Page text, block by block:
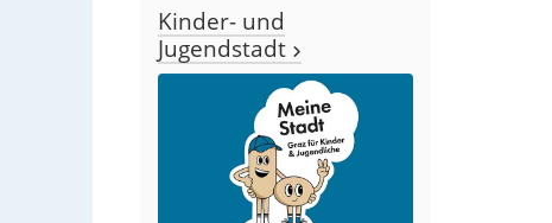
Kinder- und
Jugendstadt